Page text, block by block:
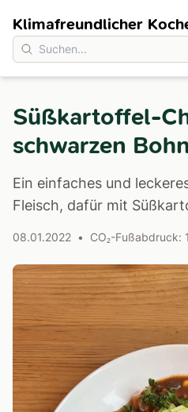
Klimafreundlicher
Süßkartoffel-
schwarzen
Ein einfaches und
Fleisch, dafür mit
08.01.2022 • CO₂-Fußabdruck: